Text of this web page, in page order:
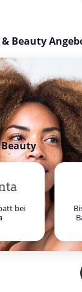
Beauty
bei